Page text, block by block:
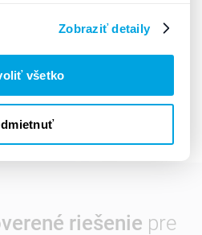
TALENTOVANÝCHĽUDÍ
riešenie pre
Zobraziť detaily
všetko